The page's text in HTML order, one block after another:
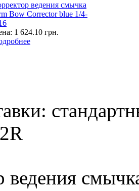
ведения смычка
Bow Corrector blue 1/4-
1 624.10 грн.
ведения